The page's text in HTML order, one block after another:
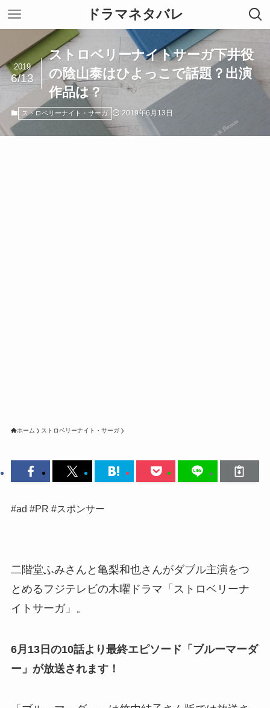
ドラマネタバレ
ストロベリーナイトサーガ下井役
の陰山泰はひよっこで話題？出演
作品は？
2019
6/13
ストロベリーナイト・サーガ 2019年6月13日
ホーム ストロベリーナイト・サーガ
#ad #PR #スポンサー
二階堂ふみさんと亀梨和也さんがダブル主演をつ
とめるフジテレビの木曜ドラマ「ストロベリーナ
イトサーガ」。
6月13日の10話より最終エピソード「ブルーマーダ
ー」が放送されます！